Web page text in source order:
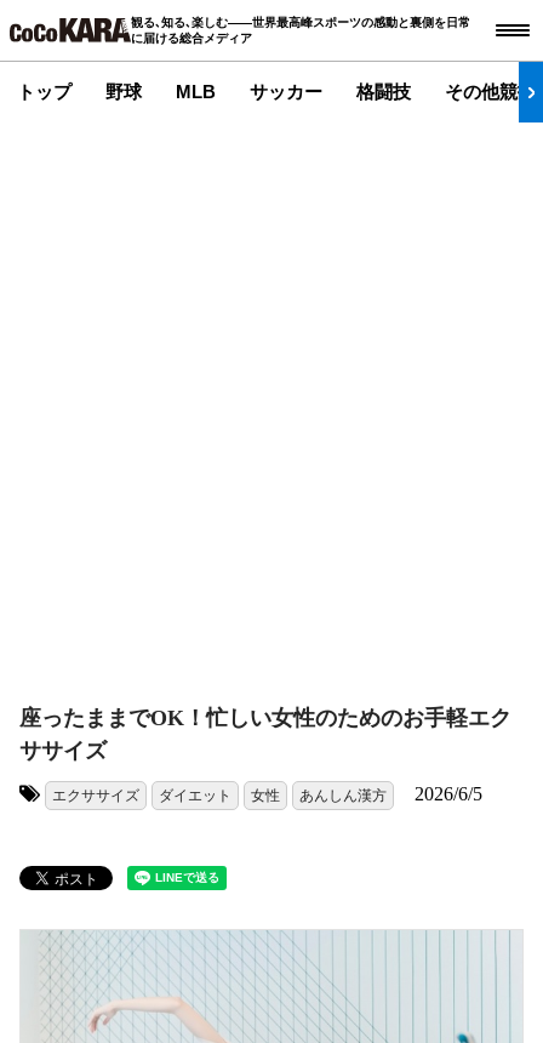
観る､知る､楽しむ――世界最高峰スポーツの感動と裏側を日常
に届ける総合メディア
トップ 野球 MLB サッカー 格闘技 その他競技
座ったままでOK！忙しい女性のためのお手軽エク
ササイズ
エクササイズ ダイエット 女性 あんしん漢方 2026/6/5